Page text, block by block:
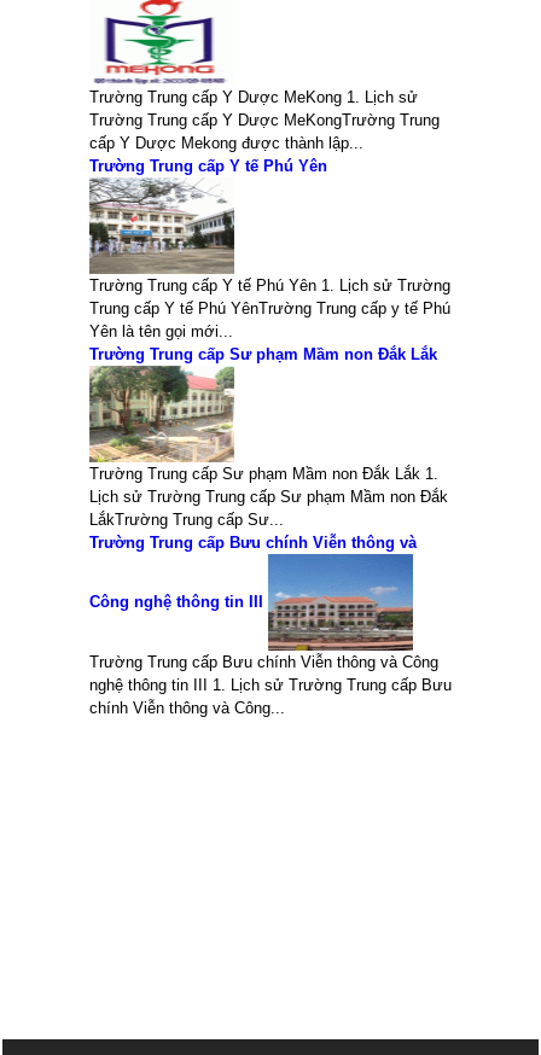
Trường Trung cấp Y Dược MeKong 1. Lịch sử
Trường Trung cấp Y Dược MeKongTrường Trung
cấp Y Dược Mekong được thành lập...
Trường Trung cấp Y tế Phú Yên
Trường Trung cấp Y tế Phú Yên 1. Lịch sử Trường
Trung cấp Y tế Phú YênTrường Trung cấp y tế Phú
Yên là tên gọi mới...
Trường Trung cấp Sư phạm Mầm non Đắk Lắk
Trường Trung cấp Sư phạm Mầm non Đắk Lắk 1.
Lịch sử Trường Trung cấp Sư phạm Mầm non Đắk
LắkTrường Trung cấp Sư...
Trường Trung cấp Bưu chính Viễn thông và
Công nghệ thông tin III
Trường Trung cấp Bưu chính Viễn thông và Công
nghệ thông tin III 1. Lịch sử Trường Trung cấp Bưu
chính Viễn thông và Công...